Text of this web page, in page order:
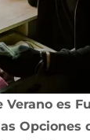
Verano es
Opciones